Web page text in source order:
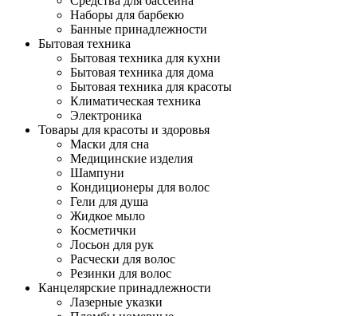
Наборы для барбекю
Банные принадлежности
Бытовая техника
Бытовая техника для кухни
Бытовая техника для дома
Бытовая техника для красоты
Климатическая техника
Электроника
Товары для красоты и здоровья
Маски для сна
Медицинские изделия
Шампуни
Кондиционеры для волос
Гели для душа
Жидкое мыло
Косметички
Лосьон для рук
Расчески для волос
Резинки для волос
Канцелярские принадлежности
Лазерные указки